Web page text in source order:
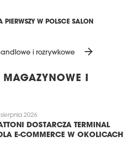
PIERWSZY W POLSCE SALON
i rozrywkowe arrow_forward
MAGAZYNOWE I
2026
DOSTARCZA TERMINAL
E-COMMERCE W OKOLICACH